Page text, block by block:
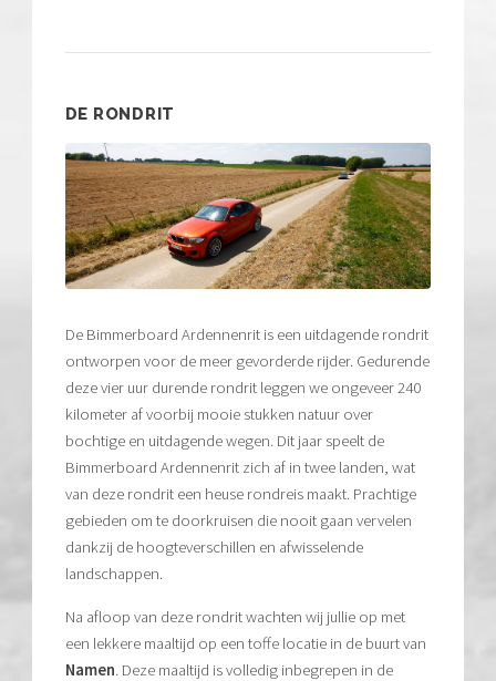
DE RONDRIT
De Bimmerboard Ardennenrit is een uitdagende rondrit
ontworpen voor de meer gevorderde rijder. Gedurende
deze vier uur durende rondrit leggen we ongeveer 240
kilometer af voorbij mooie stukken natuur over
bochtige en uitdagende wegen. Dit jaar speelt de
Bimmerboard Ardennenrit zich af in twee landen, wat
van deze rondrit een heuse rondreis maakt. Prachtige
gebieden om te doorkruisen die nooit gaan vervelen
dankzij de hoogteverschillen en afwisselende
landschappen.
Na afloop van deze rondrit wachten wij jullie op met
een lekkere maaltijd op een toffe locatie in de buurt van
Namen. Deze maaltijd is volledig inbegrepen in de